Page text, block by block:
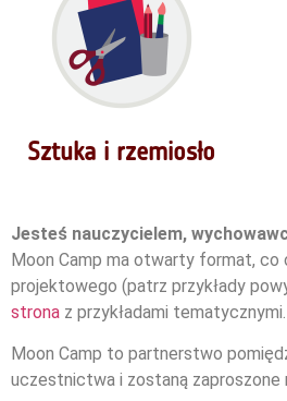
Sztuka i rzemiosło
Jesteś nauczycielem,
Moon Camp ma otwarty format, co
projektowego (patrz przykłady
strona z przykładami tematycznymi.
Moon Camp to partnerstwo
uczestnictwa i zostaną zaproszone